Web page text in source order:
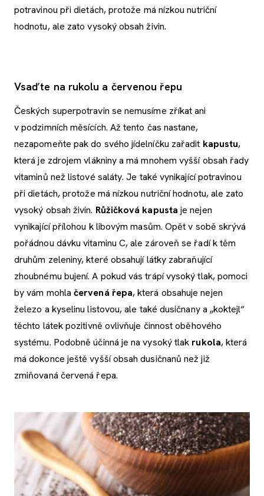
potravinou při dietách, protože má nízkou nutriční
hodnotu, ale zato vysoký obsah živin.
Vsaďte na rukolu a červenou řepu
Českých superpotravin se nemusíme zříkat ani
v podzimních měsících. Až tento čas nastane,
nezapomeňte pak do svého jídelníčku zařadit kapustu,
která je zdrojem vlákniny a má mnohem vyšší obsah řady
vitaminů než listové saláty. Je také vynikající potravinou
při dietách, protože má nízkou nutriční hodnotu, ale zato
vysoký obsah živin. Růžičková kapusta je nejen
vynikající přílohou k libovým masům. Opět v sobě skrývá
pořádnou dávku vitaminu C, ale zároveň se řadí k těm
druhům zeleniny, které obsahují látky zabraňující
zhoubnému bujení. A pokud vás trápí vysoký tlak, pomoci
by vám mohla červená řepa, která obsahuje nejen
železo a kyselinu listovou, ale také dusičnany a „koktejl“
těchto látek pozitivně ovlivňuje činnost oběhového
systému. Podobně účinná je na vysoký tlak rukola, která
má dokonce ještě vyšší obsah dusičnanů než již
zmiňovaná červená řepa.